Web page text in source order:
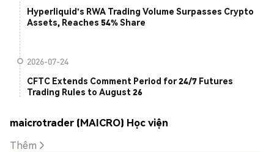
Hyperliquid's RWA Trading Volume Surpasses Crypto
Assets, Reaches 54% Share
2026-07-24
CFTC Extends Comment Period for 24/7 Futures
Trading Rules to August 26
maicrotrader (MAICRO) Học viện
Thêm